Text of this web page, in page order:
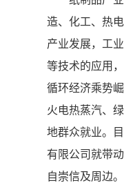
造、化工、热
产业发展，工
等技术的应用
循环经济乘势
火电热蒸汽、
地群众就业。
有限公司就带
自崇信及周边。